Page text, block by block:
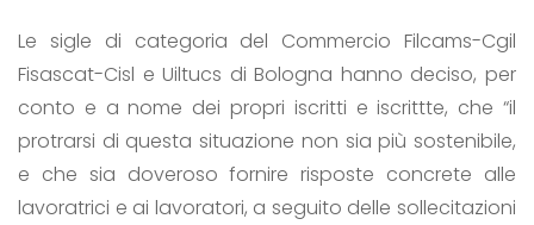
Le sigle di categoria del Commercio Filcams-Cgil
Fisascat-Cisl e Uiltucs di Bologna hanno deciso, per
conto e a nome dei propri iscritti e iscrittte, che “il
protrarsi di questa situazione non sia più sostenibile,
e che sia doveroso fornire risposte concrete alle
lavoratrici e ai lavoratori, a seguito delle sollecitazioni